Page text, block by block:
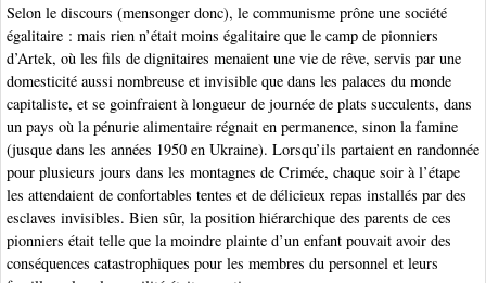
Selon le discours (mensonger donc), le communisme prône une société
égalitaire : mais rien n’était moins égalitaire que le camp de pionniers
d’Artek, où les fils de dignitaires menaient une vie de rêve, servis par une
domesticité aussi nombreuse et invisible que dans les palaces du monde
capitaliste, et se goinfraient à longueur de journée de plats succulents, dans
un pays où la pénurie alimentaire régnait en permanence, sinon la famine
(jusque dans les années 1950 en Ukraine). Lorsqu’ils partaient en randonnée
pour plusieurs jours dans les montagnes de Crimée, chaque soir à l’étape
les attendaient de confortables tentes et de délicieux repas installés par des
esclaves invisibles. Bien sûr, la position hiérarchique des parents de ces
pionniers était telle que la moindre plainte d’un enfant pouvait avoir des
conséquences catastrophiques pour les membres du personnel et leurs